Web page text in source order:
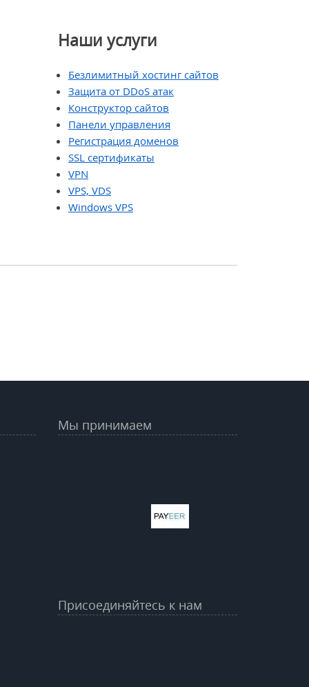
Наши услуги
Безлимитный хостинг сайтов
Защита от DDoS атак
Конструктор сайтов
Панели управления
Регистрация доменов
SSL сертификаты
VPN
VPS, VDS
Windows VPS
Мы принимаем
Присоединяйтесь к нам